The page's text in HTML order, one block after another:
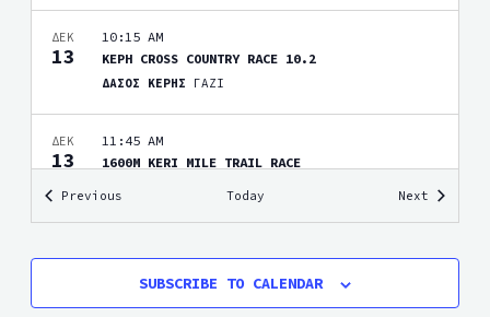
ΔΕΚ
13
10:15 AM
ΚΕΡΗ CROSS COUNTRY RACE 10.2
ΔΑΣΟΣ ΚΕΡΗΣ ΓΑΖΙ
ΔΕΚ
13
11:45 AM
1600M KERI MILE TRAIL RACE
16
ΚΕΝΤΡΙΚΗ ΠΛΑΤΕΙΑ ΒΟΡΙΤΣΙΟΥ (Δ.ΧΕΡΣΟΝΗΣΟΥ)
ΗΡΑΚΛΕΙΟ
PreviousEvents Today Next Events
SUBSCRIBE TO CALENDAR